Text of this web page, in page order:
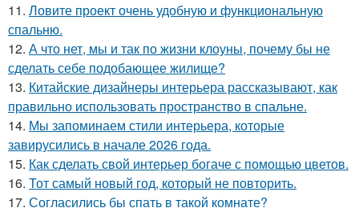
11. Ловите проект очень удобную и функциональную
спальню.
12. А что нет, мы и так по жизни клоуны, почему бы не
сделать себе подобающее жилище?
13. Китайские дизайнеры интерьера рассказывают, как
правильно использовать пространство в спальне.
14. Мы запоминаем стили интерьера, которые
завирусились в начале 2026 года.
15. Как сделать свой интерьер богаче с помощью цветов.
16. Тот самый новый год, который не повторить.
17. Согласились бы спать в такой комнате?